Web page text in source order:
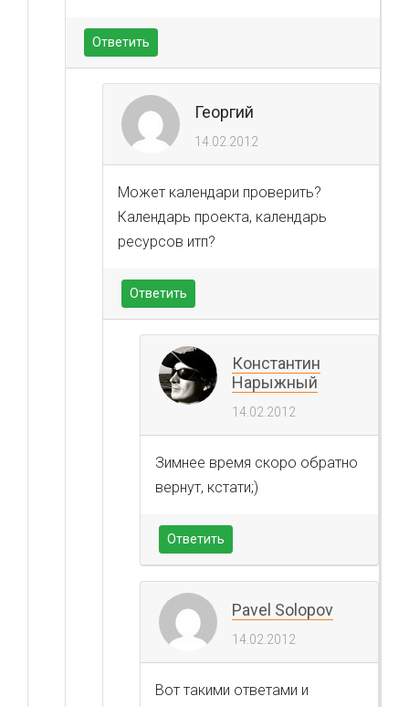
Ответить
Георгий
14.02.2012
Может календари проверить?
Календарь проекта, календарь
ресурсов итп?
Ответить
Константин
Нарыжный
14.02.2012
Зимнее время скоро обратно
вернут, кстати;)
Ответить
Pavel Solopov
14.02.2012
Вот такими ответами и